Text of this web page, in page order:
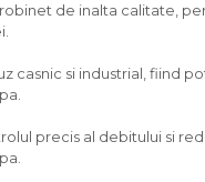
de inalta calitate,
casnic si industrial, fiind
precis al debitului si